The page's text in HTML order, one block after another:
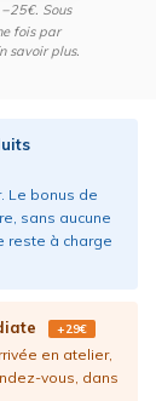
Sous
fois par
savoir plus.
Le bonus de
sans aucune
reste à charge
+29€
en atelier,
vous, dans